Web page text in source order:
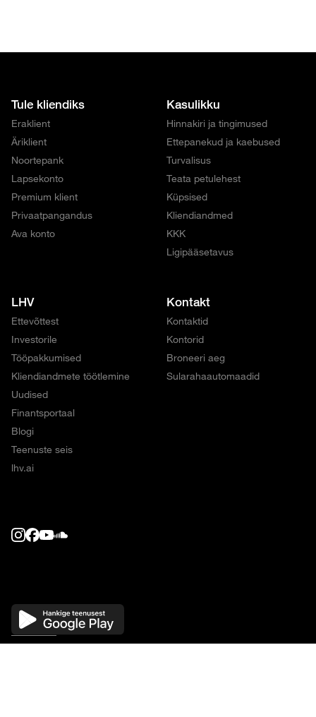
Tule kliendiks
Eraklient
Äriklient
Noortepank
Lapsekonto
Premium klient
Privaatpangandus
Ava konto
Kasulikku
Hinnakiri ja tingimused
Ettepanekud ja kaebused
Turvalisus
Teata petulehest
Küpsised
Kliendiandmed
KKK
Ligipääsetavus
LHV
Ettevõttest
Investorile
Tööpakkumised
Kliendiandmete töötlemine
Uudised
Finantsportaal
Blogi
Teenuste seis
lhv.ai
Kontakt
Kontaktid
Kontorid
Broneeri aeg
Sularahaautomaadid